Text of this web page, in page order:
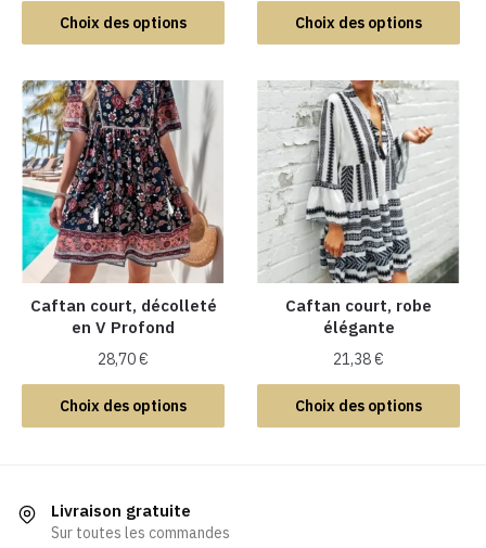
Choix des options
produit
a
variations.
Les
options
peuvent
être
choisies
sur
la
page
du
produit
Choix des options
Ce
produit
plusieurs
variations.
Les
options
peuvent
être
choisies
sur
la
page
du
produit
Caftan court, décolleté
en V Profond
28,70€
Choix des options
Ce
produit
variations.
Les
Caftan court, robe
élégante
21,38€
Choix des options
Ce
produit
Livraison gratuite
Sur toutes les commandes